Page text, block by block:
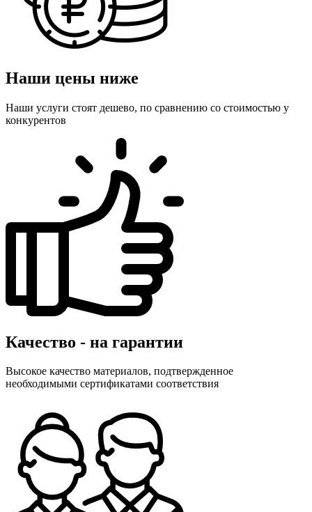
Наши цены ниже
Наши услуги стоят дешево, по сравнению со стоимостью у
конкурентов
Качество - на гарантии
Высокое качество материалов, подтвержденное
необходимыми сертификатами соответствия